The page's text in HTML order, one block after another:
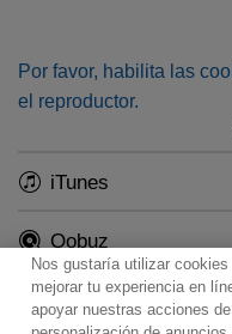
Por favor, habilita las
el reproductor.
iTunes
Qobuz
Nos gustaría utilizar
mejorar tu experiencia en
apoyar nuestras acciones